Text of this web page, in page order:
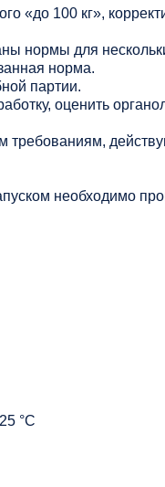
«до 100 кг»,
нормы для
норма.
партии.
оценить
требованиям,
необходимо
°C